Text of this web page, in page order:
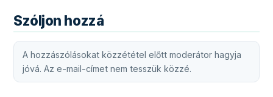
Szóljon hozzá
A hozzászólásokat közzététel előtt moderátor hagyja
jóvá. Az e-mail-címet nem tesszük közzé.